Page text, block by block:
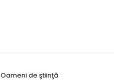
Oameni de ştiinţă